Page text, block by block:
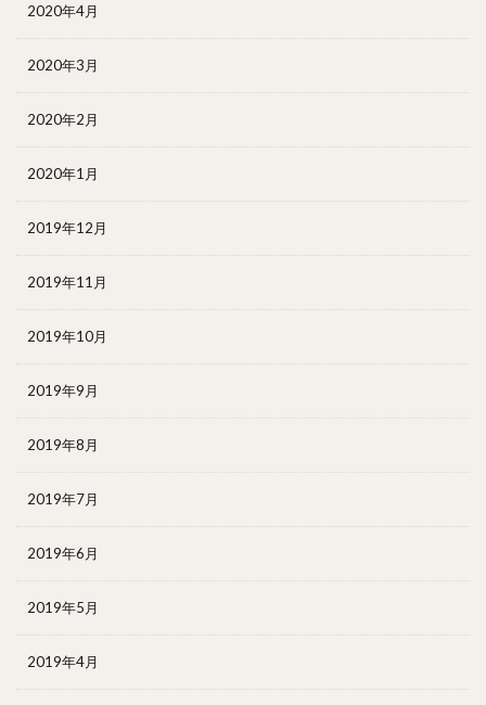
2020年4月
2020年3月
2020年2月
2020年1月
2019年12月
2019年11月
2019年10月
2019年9月
2019年8月
2019年7月
2019年6月
2019年5月
2019年4月